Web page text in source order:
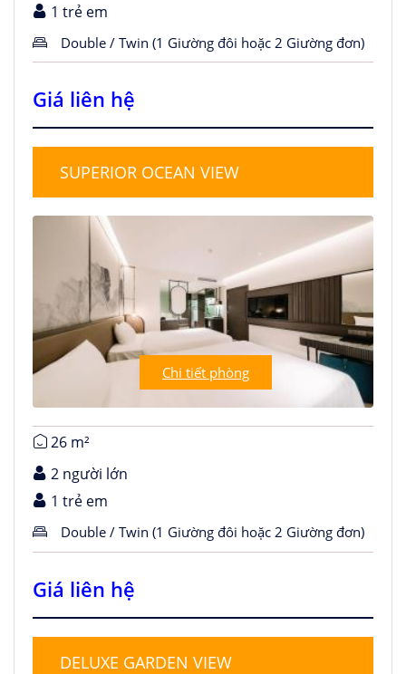
1 trẻ em
Double / Twin (1 Giường đôi hoặc 2 Giường đơn)
Giá liên hệ
SUPERIOR OCEAN VIEW
Chi tiết phòng
26 m²
2 người lớn
1 trẻ em
Double / Twin (1 Giường đôi hoặc 2 Giường đơn)
Giá liên hệ
DELUXE GARDEN VIEW